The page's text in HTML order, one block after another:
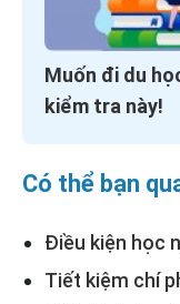
Muốn đi du
kiểm tra này!
Có thể bạn
Điều kiện học
Tiết kiệm chí